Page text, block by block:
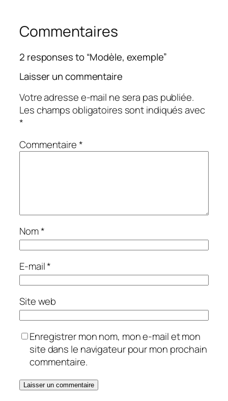
Commentaires
2 responses to “Modèle, exemple”
Laisser un commentaire
Votre adresse e-mail ne sera pas publiée.
Les champs obligatoires sont indiqués avec
*
Commentaire*
Nom*
E-mail*
Site web
Enregistrer mon nom, mon e-mail et mon
site dans le navigateur pour mon prochain
commentaire.